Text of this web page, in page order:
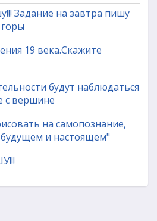
Задание на завтра пишу
горы
19 века.Скажите
будут наблюдаться
с вершине
на самопознание,
и настоящем"